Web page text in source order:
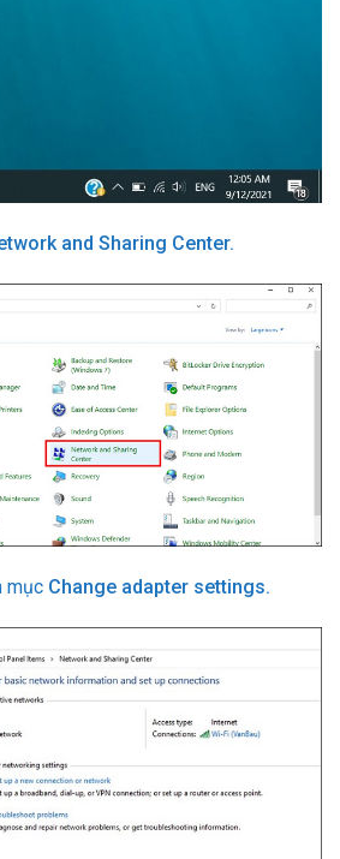
and Sharing Center.
mục Change adapter settings.